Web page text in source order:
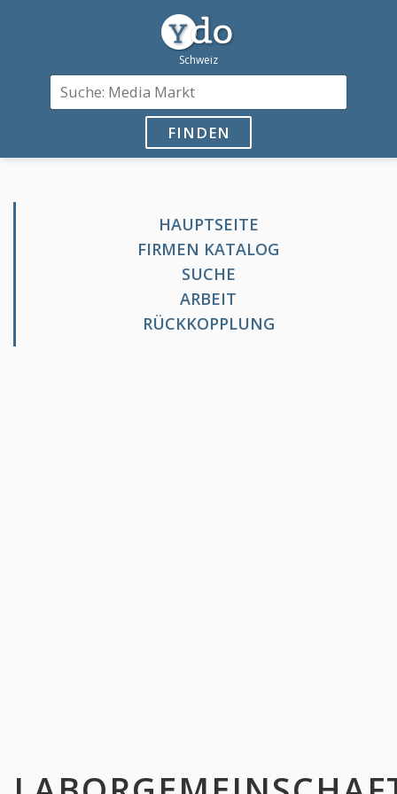
FINDEN
HAUPTSEITE
FIRMEN KATALOG
SUCHE
ARBEIT
RÜCKKOPPLUNG